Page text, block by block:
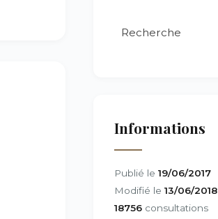
Recherche
Informations
Publié le 19/06/2017
Modifié le 13/06/2018
18756 consultations